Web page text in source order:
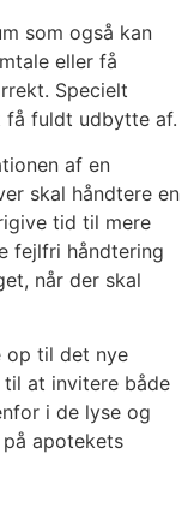
som også kan
eller få
Specielt
få fuldt udbytte af.
af en
skal håndtere en
tid til mere
fejlfri håndtering
når der skal
op til det nye
at invitere både
i de lyse og
apotekets